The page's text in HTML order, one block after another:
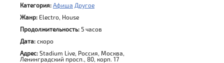
Категория: Афиша Другое
Жанр: Electro, House
Продолжительность: 5 часов
Дата: скоро
Адрес: Stadium Live, Россия, Москва,
Ленинградский просп., 80, корп. 17